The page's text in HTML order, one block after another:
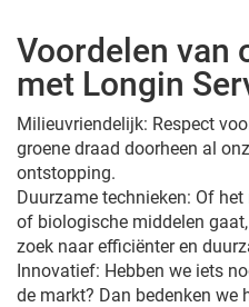
Voordelen van
met Longin
Milieuvriendelijk: Respect
groene draad doorheen al
ontstopping.
Duurzame technieken: Of
of biologische middelen
zoek naar efficiënter en
Innovatief: Hebben we iets
de markt? Dan bedenken we